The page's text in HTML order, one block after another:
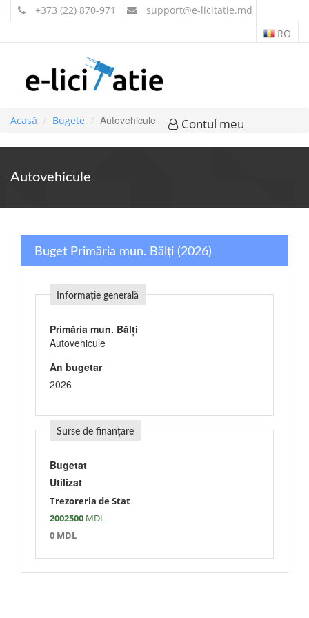
+373 (22) 870-971 support@e-licitatie.md
RO
Contul meu
Acasă Bugete Autovehicule
Autovehicule
Buget Primăria mun. Bălți (2026)
Informație generală
Primăria mun. Bălți
Autovehicule
An bugetar
2026
Surse de finanțare
Bugetat
Utilizat
Trezoreria de Stat
2002500 MDL
0 MDL